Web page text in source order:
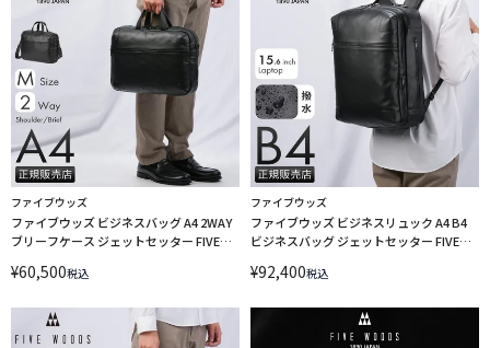
ファイブウッズ
ファイブウッズ ビジネスバッグ A4 2WAY
ブリーフケース ジェットセッター FIVE
¥60,500税込
ファイブウッズ
ファイブウッズ ビジネスリュック A4 B4
ビジネスバッグ ジェットセッター FIVE
¥92,400税込